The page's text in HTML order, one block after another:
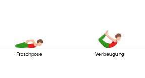
Froschpose Verbeugung